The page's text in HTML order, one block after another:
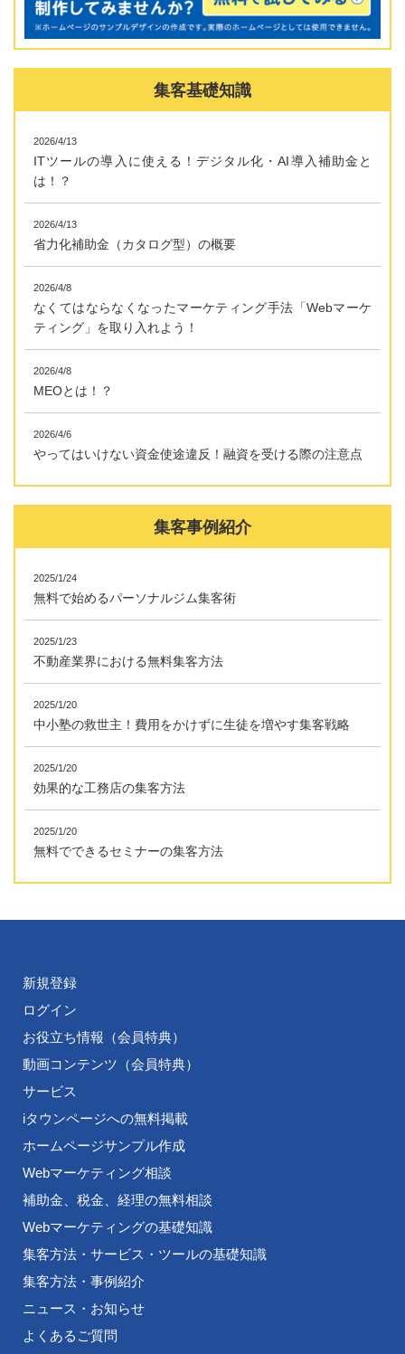
集客基礎知識
2026/4/13
ITツールの導入に使える！デジタル化・AI導入補助金と
は！？
2026/4/13
省力化補助金（カタログ型）の概要
2026/4/8
なくてはならなくなったマーケティング手法「Webマーケ
ティング」を取り入れよう！
2026/4/8
MEOとは！？
2026/4/6
やってはいけない資金使途違反！融資を受ける際の注意点
集客事例紹介
2025/1/24
無料で始めるパーソナルジム集客術
2025/1/23
不動産業界における無料集客方法
2025/1/20
中小塾の救世主！費用をかけずに生徒を増やす集客戦略
2025/1/20
効果的な工務店の集客方法
2025/1/20
無料でできるセミナーの集客方法
新規登録
ログイン
お役立ち情報（会員特典）
動画コンテンツ（会員特典）
サービス
iタウンページへの無料掲載
ホームページサンプル作成
Webマーケティング相談
補助金、税金、経理の無料相談
Webマーケティングの基礎知識
集客方法・サービス・ツールの基礎知識
集客方法・事例紹介
ニュース・お知らせ
よくあるご質問